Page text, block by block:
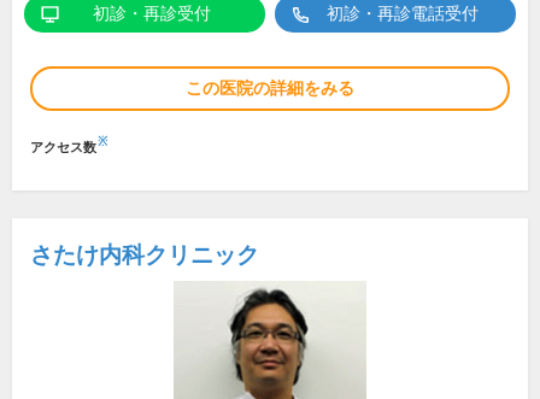
初診・再診受付 初診・再診電話受付
この医院の詳細をみる
アクセス数※
さたけ内科クリニック